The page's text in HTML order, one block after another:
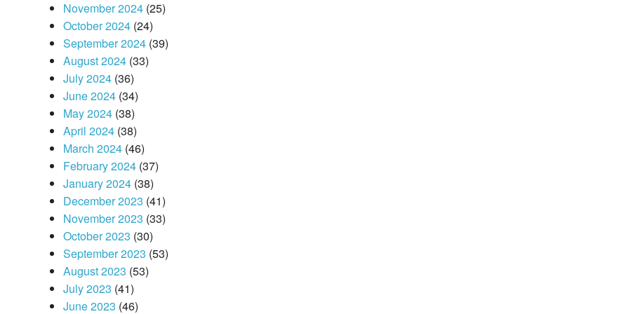
November 2024(25)
October 2024(24)
September 2024(39)
August 2024(33)
July 2024(36)
June 2024(34)
May 2024(38)
April 2024(38)
March 2024(46)
February 2024(37)
January 2024(38)
December 2023 (41)
November 2023 (33)
October 2023 (30)
September 2023 (53)
August 2023 (53)
July 2023 (41)
June 2023 (46)